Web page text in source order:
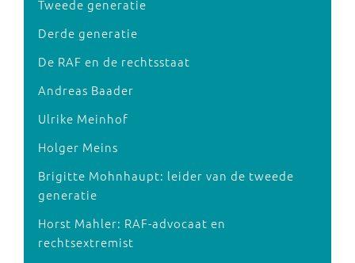
Tweede generatie
Derde generatie
De RAF en de rechtsstaat
Andreas Baader
Ulrike Meinhof
Holger Meins
Brigitte Mohnhaupt: leider van de tweede
generatie
Horst Mahler: RAF-advocaat en
rechtsextremist